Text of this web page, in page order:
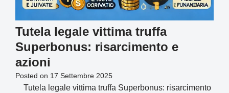
Tutela legale vittima truffa
Superbonus: risarcimento e
azioni
Posted on 17 Settembre 2025
Tutela legale vittima truffa Superbonus: risarcimento